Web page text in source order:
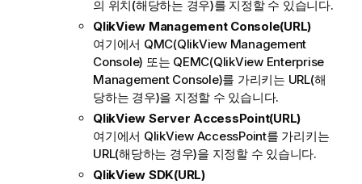
의 위치(해당하는 경우)를 지정할 수 있습니다.
QlikView Management Console(URL)
여기에서 QMC(QlikView Management
Console) 또는 QEMC(QlikView Enterprise
Management Console)를 가리키는 URL(해
당하는 경우)을 지정할 수 있습니다.
QlikView Server AccessPoint(URL)
여기에서 QlikView AccessPoint를 가리키는
URL(해당하는 경우)을 지정할 수 있습니다.
QlikView SDK(URL)